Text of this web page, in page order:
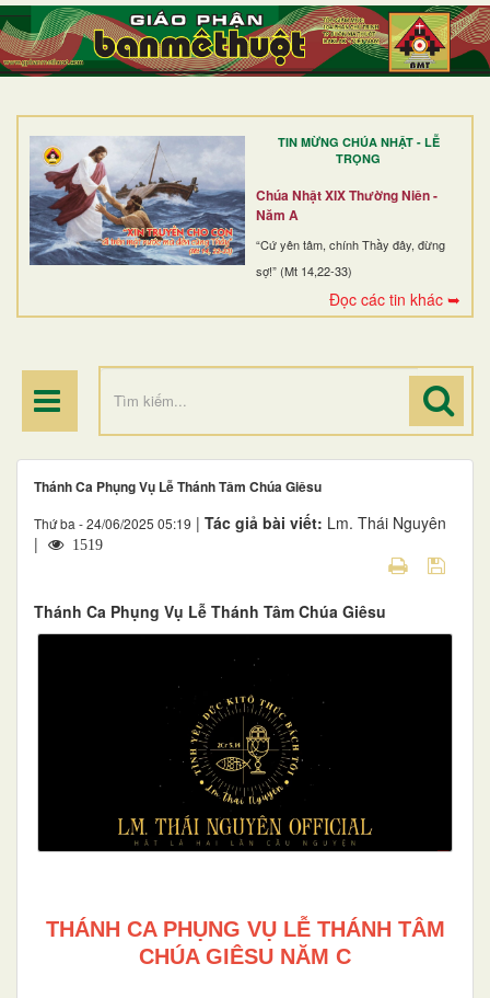
TIN MỪNG CHÚA NHẬT - LỄ
TRỌNG
Chúa Nhật XIX Thường Niên -
Năm A
“Cứ yên tâm, chính Thầy đây, đừng
sợ!” (Mt 14,22-33)
Đọc các tin khác ➥
TRANG NHẤT
GIỚI THIỆU
DÒNG TU
BAN MỤC VỤ
ĐOÀN THỂ CG
ĐIỂM HÀNH HƯƠNG
Thánh Ca Phụng Vụ Lễ Thánh Tâm Chúa Giêsu
Thứ ba - 24/06/2025 05:19 | Tác giả bài viết: Lm. Thái Nguyên
|
1519
Thánh Ca Phụng Vụ Lễ Thánh Tâm Chúa Giêsu
THÁNH CA PHỤNG VỤ LỄ THÁNH TÂM
CHÚA GIÊSU NĂM C